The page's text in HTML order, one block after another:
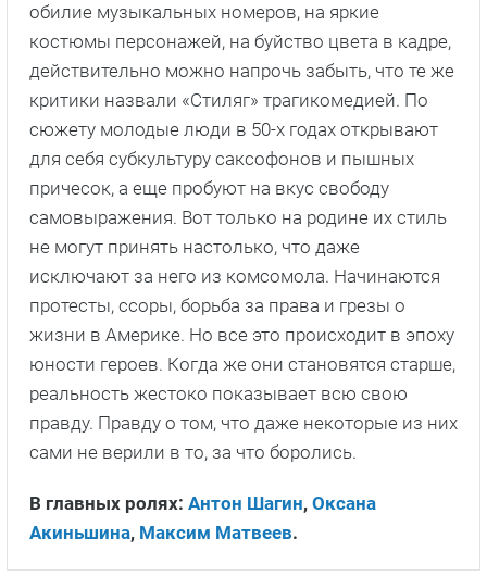
обилие музыкальных номеров, на яркие
костюмы персонажей, на буйство цвета в кадре,
действительно можно напрочь забыть, что те же
критики назвали «Стиляг» трагикомедией. По
сюжету молодые люди в 50-х годах открывают
для себя субкультуру саксофонов и пышных
причесок, а еще пробуют на вкус свободу
самовыражения. Вот только на родине их стиль
не могут принять настолько, что даже
исключают за него из комсомола. Начинаются
протесты, ссоры, борьба за права и грезы о
жизни в Америке. Но все это происходит в эпоху
юности героев. Когда же они становятся старше,
реальность жестоко показывает всю свою
правду. Правду о том, что даже некоторые из них
сами не верили в то, за что боролись.
В главных ролях: Антон Шагин, Оксана
Акиньшина, Максим Матвеев.